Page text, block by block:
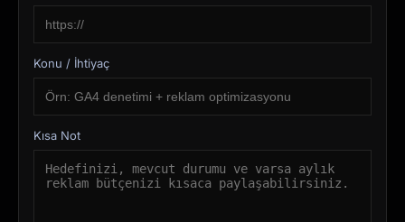
Konu / İhtiyaç
Kısa Not